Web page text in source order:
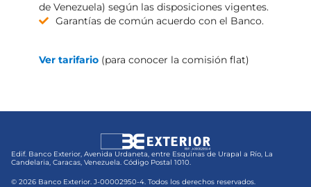
de Venezuela) según las disposiciones vigentes.
Garantías de común acuerdo con el Banco.
Ver tarifario (para conocer la comisión flat)
Edif. Banco Exterior, Avenida Urdaneta, entre Esquinas de Urapal a Río, La
Candelaria, Caracas, Venezuela. Código Postal 1010.
© 2026 Banco Exterior. J-00002950-4. Todos los derechos reservados.